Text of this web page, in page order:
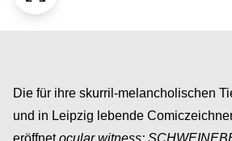
Die für ihre skurril-melancholischen
und in Leipzig lebende
eröffnetocular witness: